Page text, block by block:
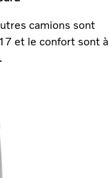
camions sont
et le confort sont à